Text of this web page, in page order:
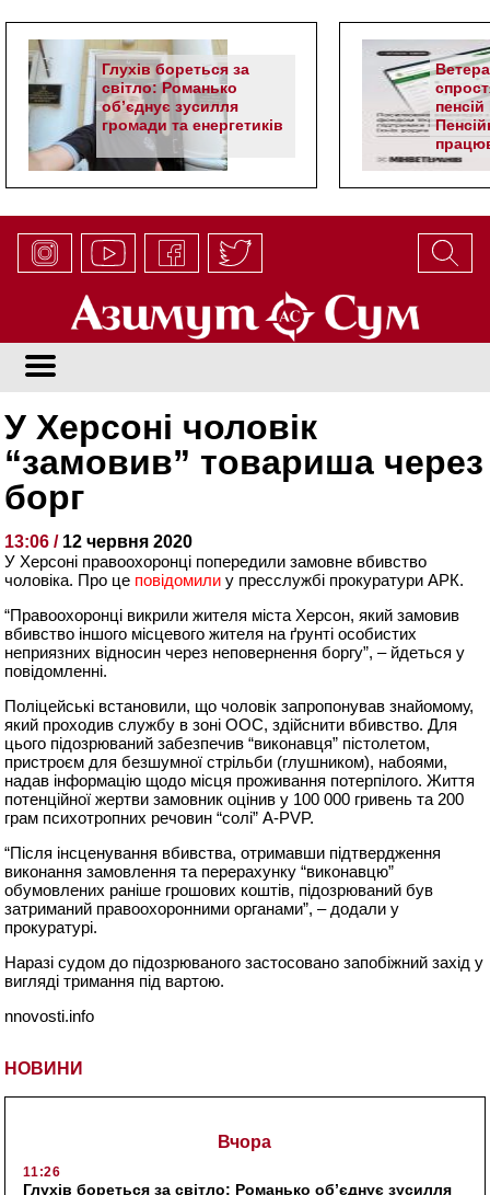
Глухів бореться за
світло: Романько
об’єднує зусилля
громади та енергетиків
НОВИНИ
Вчора
11:26
Глухів бореться за світло: Романько об’єднує зусилля
У Херсоні чоловік
“замовив” товариша через
борг
13:06 / 12 червня 2020
У Херсоні правоохоронці попередили замовне вбивство
чоловіка. Про це повідомили у пресслужбі прокуратури АРК.
“Правоохоронці викрили жителя міста Херсон, який замовив
вбивство іншого місцевого жителя на ґрунті особистих
неприязних відносин через неповернення боргу”, – йдеться у
повідомленні.
Поліцейські встановили, що чоловік запропонував знайомому,
який проходив службу в зоні ООС, здійснити вбивство. Для
цього підозрюваний забезпечив “виконавця” пістолетом,
пристроєм для безшумної стрільби (глушником), набоями,
надав інформацію щодо місця проживання потерпілого. Життя
потенційної жертви замовник оцінив у 100 000 гривень та 200
грам психотропних речовин “солі” А-PVP.
“Після інсценування вбивства, отримавши підтвердження
виконання замовлення та перерахунку “виконавцю”
обумовлених раніше грошових коштів, підозрюваний був
затриманий правоохоронними органами”, – додали у
прокуратурі.
Наразі судом до підозрюваного застосовано запобіжний захід у
вигляді тримання під вартою.
nnovosti.info